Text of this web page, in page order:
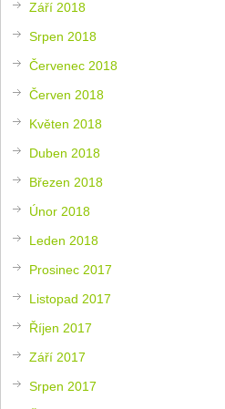
Září 2018
Srpen 2018
Červenec 2018
Červen 2018
Květen 2018
Duben 2018
Březen 2018
Únor 2018
Leden 2018
Prosinec 2017
Listopad 2017
Říjen 2017
Září 2017
Srpen 2017